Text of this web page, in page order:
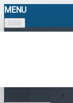
MENU
USD